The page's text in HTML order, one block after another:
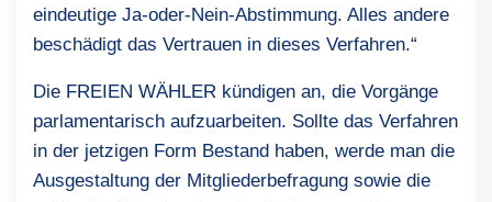
eindeutige Ja-oder-Nein-Abstimmung. Alles andere
beschädigt das Vertrauen in dieses Verfahren.“
Die FREIEN WÄHLER kündigen an, die Vorgänge
parlamentarisch aufzuarbeiten. Sollte das Verfahren
in der jetzigen Form Bestand haben, werde man die
Ausgestaltung der Mitgliederbefragung sowie die